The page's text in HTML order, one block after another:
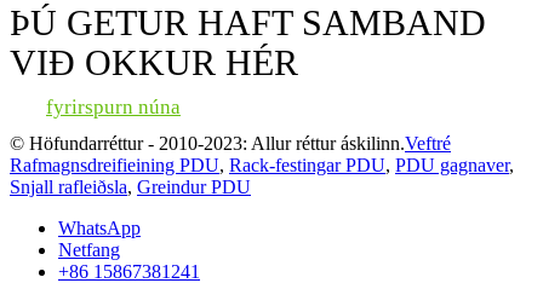
ÞÚ GETUR HAFT SAMBAND
VIÐ OKKUR HÉR
fyrirspurn núna
© Höfundarréttur - 2010-2023: Allur réttur áskilinn.Veftré
Rafmagnsdreifieining PDU, Rack-festingar PDU, PDU gagnaver,
Snjall rafleiðsla, Greindur PDU
WhatsApp
Netfang
+86 15867381241